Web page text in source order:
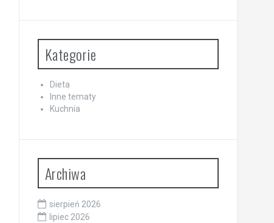
Kategorie
Dieta
Inne tematy
Kuchnia
Archiwa
sierpień 2026
lipiec 2026